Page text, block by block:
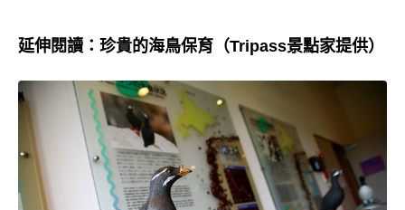
延伸閱讀： 珍貴的海鳥保育 （Tripass景點家提供）